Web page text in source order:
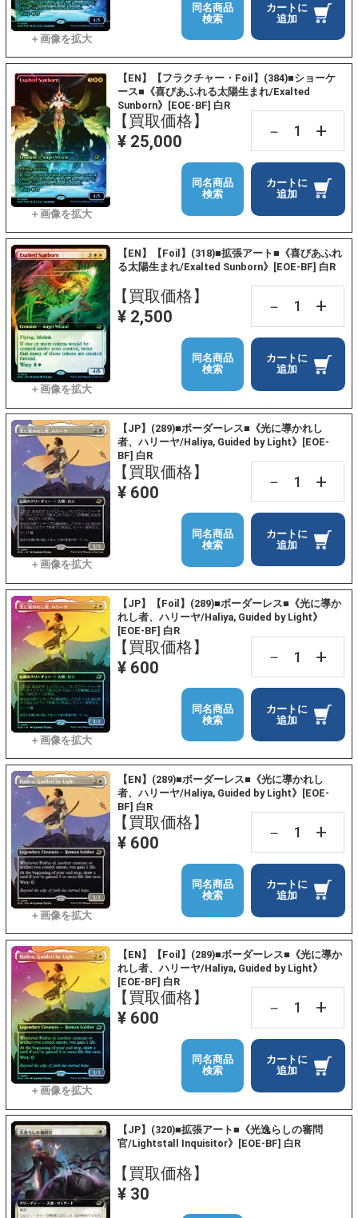
カートに
追加
同名商品
検索
【EN】【フラクチャー・Foil】(384)■ショーケ
ース■《喜びあふれる太陽生まれ/Exalted
Sunborn》[EOE-BF] 白R
【買取価格】
¥ 25,000
－ +
カートに
追加
同名商品
検索
【EN】【Foil】(318)■拡張アート■《喜びあふれ
る太陽生まれ/Exalted Sunborn》[EOE-BF] 白R
【買取価格】
¥ 2,500
－ +
カートに
追加
同名商品
検索
【JP】(289)■ボーダーレス■《光に導かれし
者、ハリーヤ/Haliya, Guided by Light》[EOE-
BF] 白R
【買取価格】
¥ 600
－ +
カートに
追加
同名商品
検索
【JP】【Foil】(289)■ボーダーレス■《光に導か
れし者、ハリーヤ/Haliya, Guided by Light》
[EOE-BF] 白R
【買取価格】
¥ 600
－ +
カートに
追加
同名商品
検索
【EN】(289)■ボーダーレス■《光に導かれし
者、ハリーヤ/Haliya, Guided by Light》[EOE-
BF] 白R
【買取価格】
¥ 600
－ +
カートに
追加
同名商品
検索
【EN】【Foil】(289)■ボーダーレス■《光に導か
れし者、ハリーヤ/Haliya, Guided by Light》
[EOE-BF] 白R
【買取価格】
¥ 600
－ +
カートに
追加
同名商品
検索
【JP】(320)■拡張アート■《光逸らしの審問
官/Lightstall Inquisitor》[EOE-BF] 白R
【買取価格】
¥ 30